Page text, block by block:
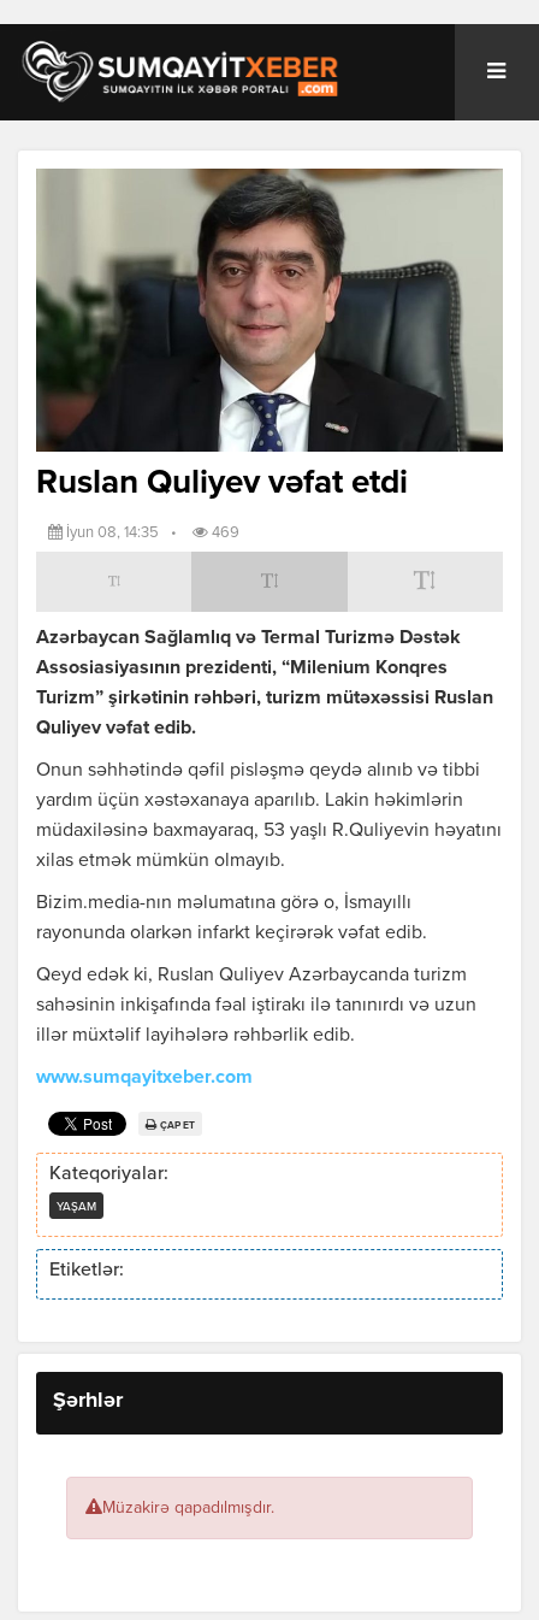
Ruslan Quliyev vəfat etdi
İyun 08, 14:35 • 469
Azərbaycan Sağlamlıq və Termal Turizmə Dəstək
Assosiasiyasının prezidenti, “Milenium Konqres
Turizm” şirkətinin rəhbəri, turizm mütəxəssisi Ruslan
Quliyev vəfat edib.
Onun səhhətində qəfil pisləşmə qeydə alınıb və tibbi
yardım üçün xəstəxanaya aparılıb. Lakin həkimlərin
müdaxiləsinə baxmayaraq, 53 yaşlı R.Quliyevin həyatını
xilas etmək mümkün olmayıb.
Bizim.media-nın məlumatına görə o, İsmayıllı
rayonunda olarkən infarkt keçirərək vəfat edib.
Qeyd edək ki, Ruslan Quliyev Azərbaycanda turizm
sahəsinin inkişafında fəal iştirakı ilə tanınırdı və uzun
illər müxtəlif layihələrə rəhbərlik edib.
www.sumqayitxeber.com
ÇAP ET
Kateqoriyalar:
YAŞAM
Etiketlər:
Şərhlər
Müzakirə qapadılmışdır.